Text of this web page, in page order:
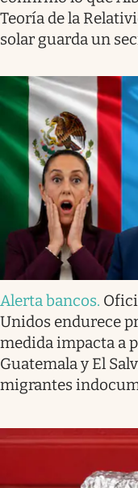
Teoría de la
solar guarda un
Alerta bancos.
Unidos endurece
medida impacta a
Guatemala y El
migrantes